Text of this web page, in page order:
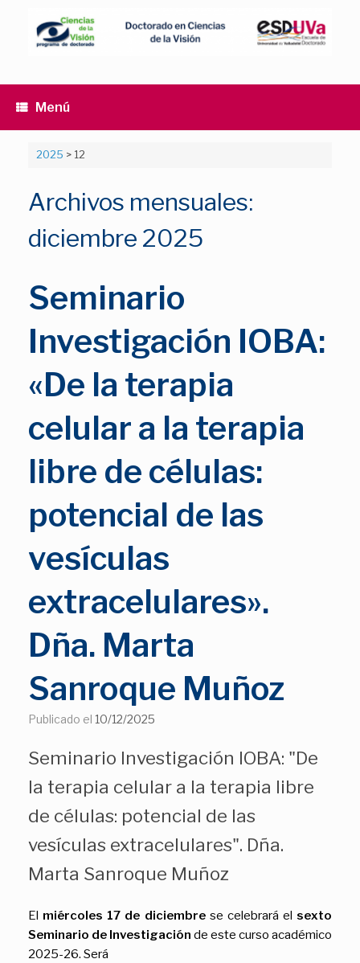
contenido
Menú
2025 > 12
Archivos mensuales:
diciembre 2025
Seminario
Investigación IOBA:
«De la terapia
celular a la terapia
libre de células:
potencial de las
vesículas
extracelulares».
Dña. Marta
Sanroque Muñoz
Publicado el 10/12/2025
Seminario Investigación IOBA: "De
la terapia celular a la terapia libre
de células: potencial de las
vesículas extracelulares". Dña.
Marta Sanroque Muñoz
El miércoles 17 de diciembre se celebrará el sexto
Seminario de Investigación de este curso académico
2025-26. Será